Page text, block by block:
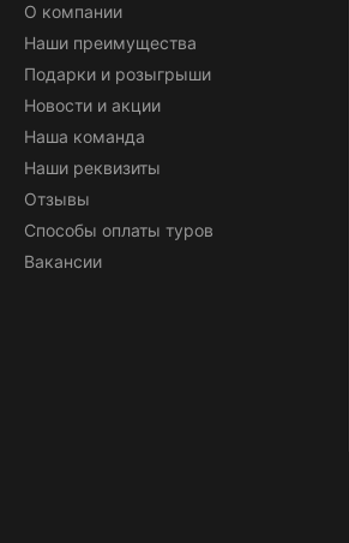
О компании
Наши преимущества
Подарки и розыгрыши
Новости и акции
Наша команда
Наши реквизиты
Отзывы
Способы оплаты туров
Вакансии